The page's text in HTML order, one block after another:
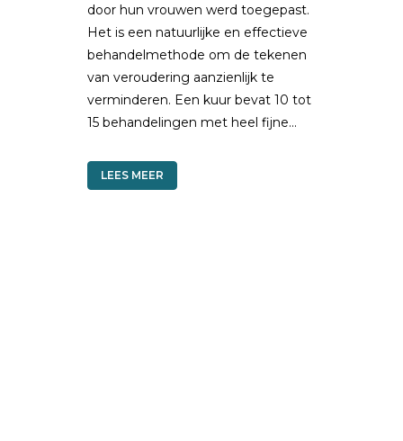
door hun vrouwen werd toegepast.
Het is een natuurlijke en effectieve
behandelmethode om de tekenen
van veroudering aanzienlijk te
verminderen. Een kuur bevat 10 tot
15 behandelingen met heel fijne...
LEES MEER